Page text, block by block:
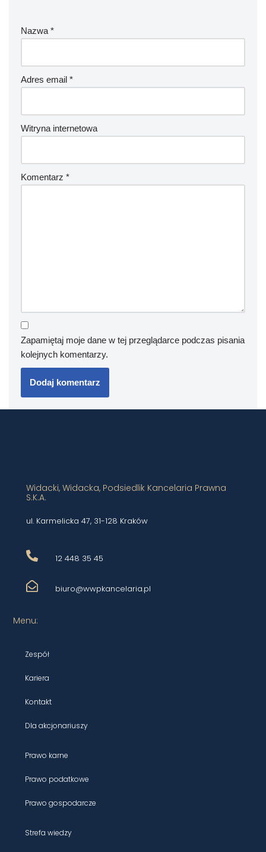
Nazwa *
Adres email *
Witryna internetowa
Komentarz *
Zapamiętaj moje dane w tej przeglądarce podczas pisania
kolejnych komentarzy.
Widacki, Widacka, Podsiedlik Kancelaria Prawna
S.K.A.
ul. Karmelicka 47, 31-128 Kraków
12 448 35 45
biuro@wwpkancelaria.pl
Menu:
Zespół
Kariera
Kontakt
Dla akcjonariuszy
Prawo karne
Prawo podatkowe
Prawo gospodarcze
Strefa wiedzy